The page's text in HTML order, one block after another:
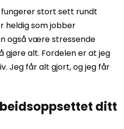
stort sett rundt
heldig som jobber
også være stressende
gjøre alt. Fordelen er at jeg
Jeg får alt gjort, og jeg får
ditt